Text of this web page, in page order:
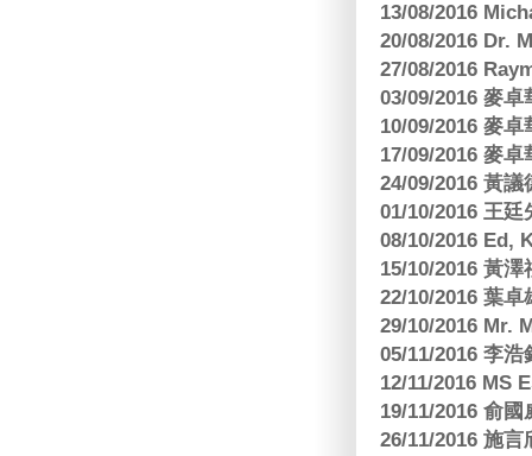
13/08/2016
20/08/2016 Dr.
27/08/2016
03/09/2016 麥
10/09/2016 麥
17/09/2016 麥
24/09/2016 黃
01/10/2016 王
08/10/2016 Ed,
15/10/2016 黃
22/10/2016 葉
29/10/2016 Mr.
05/11/2016 李
12/11/2016 MS
19/11/2016 俞
26/11/2016 施